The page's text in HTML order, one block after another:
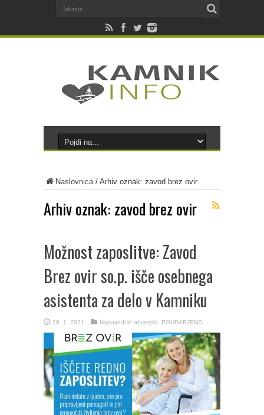
Naslovnica/ Arhiv oznak: zavod brez ovir
Arhiv oznak: zavod brez ovir
Možnost zaposlitve: Zavod
Brez ovir so.p. išče osebnega
asistenta za delo v Kamniku
26. 1. 2021 Napovedi in obvestila POUDARJENO